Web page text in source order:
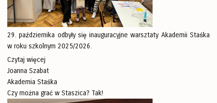
29. października odbyły się inauguracyjne warsztaty Akademii Staśka
w roku szkolnym 2025/2026.
Czytaj więcej
Joanna Szabat
Akademia Staśka
Czy można grać w Staszica? Tak!